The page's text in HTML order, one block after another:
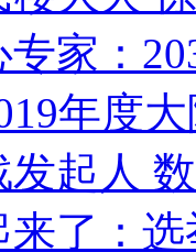
家：
年度
起人
了：